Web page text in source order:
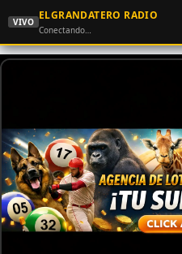
VIVO
ELGRANDATERO RADIO
Conectando…